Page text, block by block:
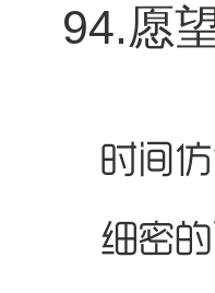
94.愿